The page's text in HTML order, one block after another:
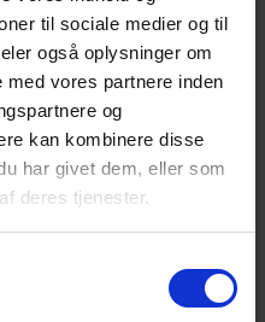
til sociale medier og til
også oplysninger om
vores partnere inden
og
kan kombinere disse
har givet dem, eller som
deres tjenester.
og